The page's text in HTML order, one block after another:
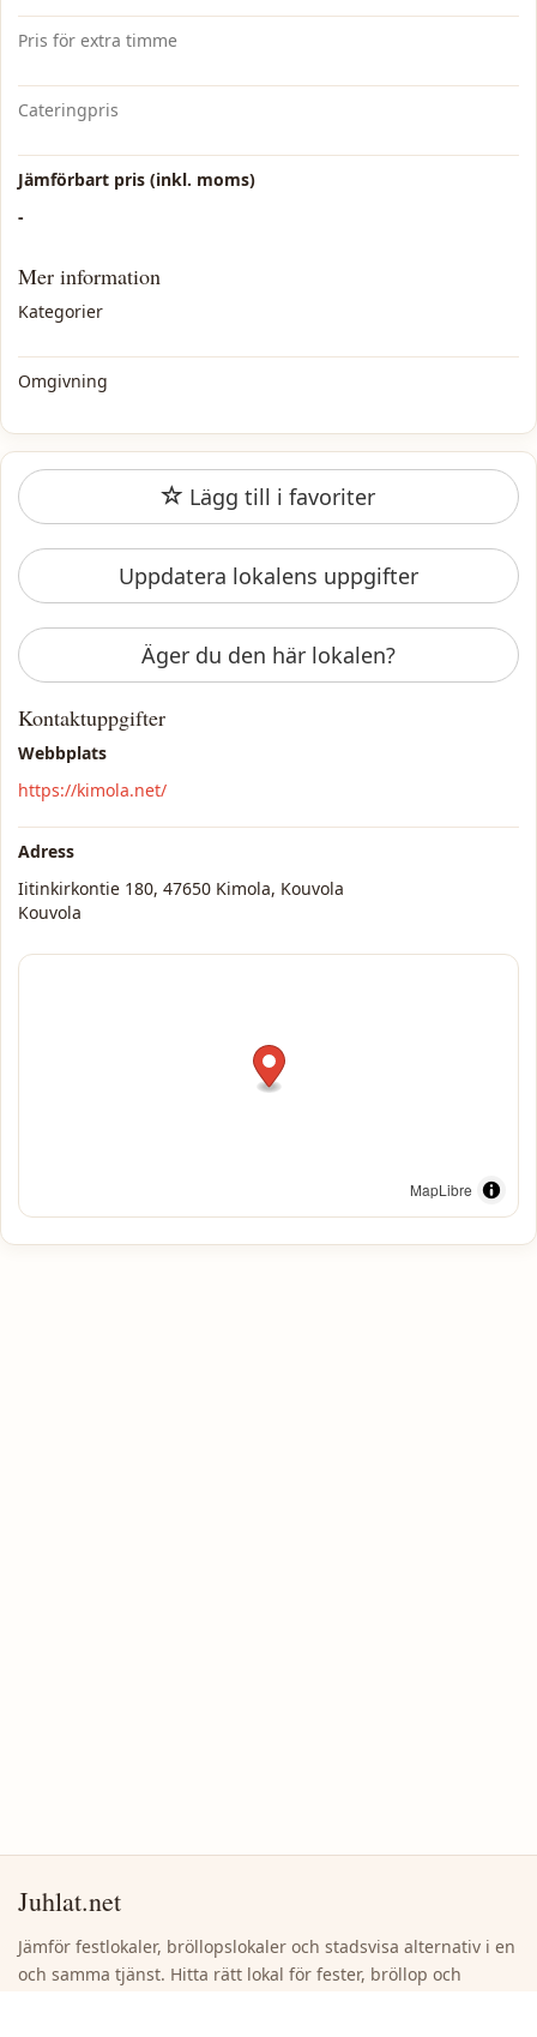
Pris för extra timme
Cateringpris
Jämförbart pris (inkl. moms)
-
Mer information
Kategorier
Omgivning
Lägg till i favoriter
Uppdatera lokalens uppgifter
Äger du den här lokalen?
Kontaktuppgifter
Webbplats
https://kimola.net/
Adress
Iitinkirkontie 180, 47650 Kimola, Kouvola
Kouvola
MapLibre
Juhlat.net
Jämför festlokaler, bröllopslokaler och stadsvisa alternativ i en
och samma tjänst. Hitta rätt lokal för fester, bröllop och